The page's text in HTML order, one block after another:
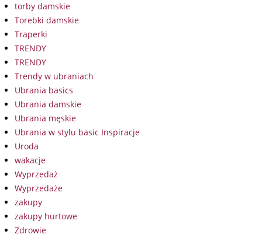
torby damskie
Torebki damskie
Traperki
TRENDY
TRENDY
Trendy w ubraniach
Ubrania basics
Ubrania damskie
Ubrania męskie
Ubrania w stylu basic Inspiracje
Uroda
wakacje
Wyprzedaż
Wyprzedaże
zakupy
zakupy hurtowe
Zdrowie